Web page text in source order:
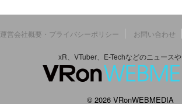
運営会社概要・プライバシーポリシー お問い合わせ
xR、VTuber、E-Techなどのニュース
© 2026 VRonWEBMEDIA